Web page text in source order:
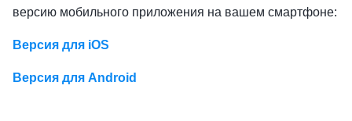
версию мобильного приложения на вашем смартфоне:
Версия для iOS
Версия для Android